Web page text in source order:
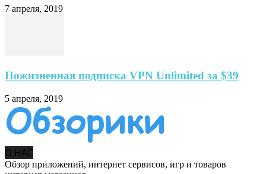
7 апреля, 2019
Пожизненная подписка VPN Unlimited за $39
5 апреля, 2019
О НАС
Обзор приложений, интернет сервисов, игр и товаров